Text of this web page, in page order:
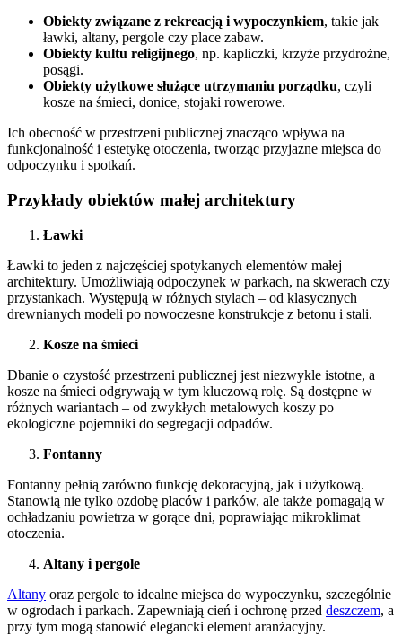
Obiekty związane z rekreacją i wypoczynkiem, takie jak
ławki, altany, pergole czy place zabaw.
Obiekty kultu religijnego, np. kapliczki, krzyże przydrożne,
posągi.
Obiekty użytkowe służące utrzymaniu porządku, czyli
kosze na śmieci, donice, stojaki rowerowe.
Ich obecność w przestrzeni publicznej znacząco wpływa na
funkcjonalność i estetykę otoczenia, tworząc przyjazne miejsca do
odpoczynku i spotkań.
Przykłady obiektów małej architektury
Ławki
Ławki to jeden z najczęściej spotykanych elementów małej
architektury. Umożliwiają odpoczynek w parkach, na skwerach czy
przystankach. Występują w różnych stylach – od klasycznych
drewnianych modeli po nowoczesne konstrukcje z betonu i stali.
Kosze na śmieci
Dbanie o czystość przestrzeni publicznej jest niezwykle istotne, a
kosze na śmieci odgrywają w tym kluczową rolę. Są dostępne w
różnych wariantach – od zwykłych metalowych koszy po
ekologiczne pojemniki do segregacji odpadów.
Fontanny
Fontanny pełnią zarówno funkcję dekoracyjną, jak i użytkową.
Stanowią nie tylko ozdobę placów i parków, ale także pomagają w
ochładzaniu powietrza w gorące dni, poprawiając mikroklimat
otoczenia.
Altany i pergole
Altany oraz pergole to idealne miejsca do wypoczynku, szczególnie
w ogrodach i parkach. Zapewniają cień i ochronę przed deszczem, a
przy tym mogą stanowić elegancki element aranżacyjny.